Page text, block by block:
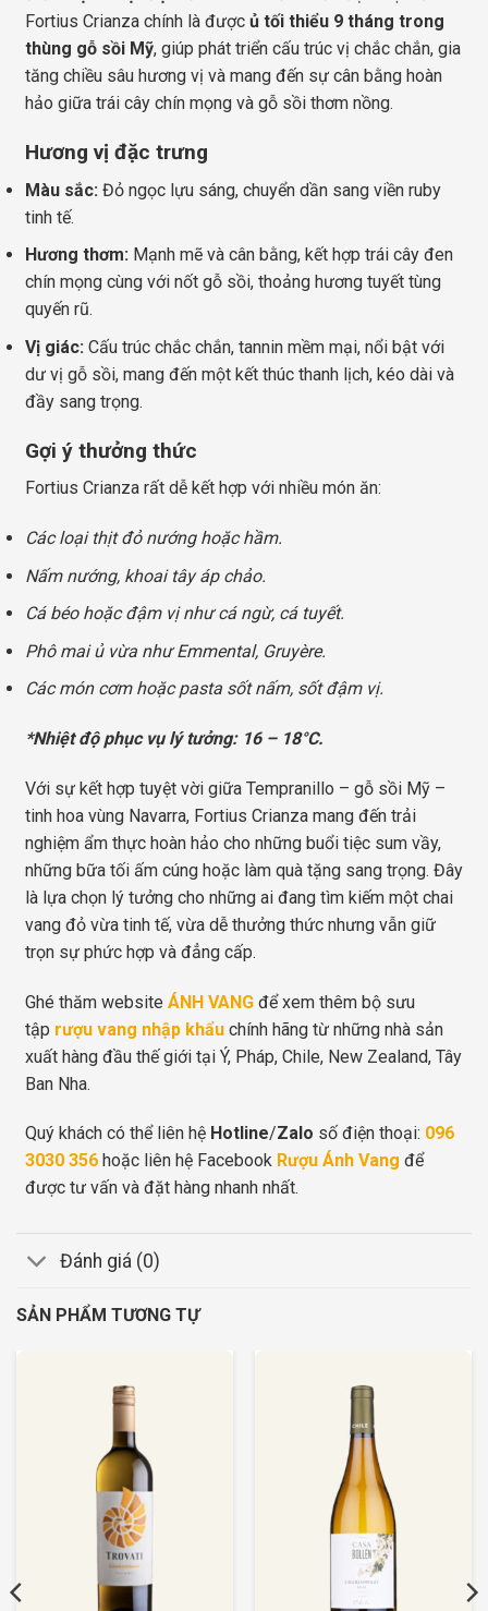
Fortius Crianza chính là được ủ tối thiểu 9 tháng trong
thùng gỗ sồi Mỹ, giúp phát triển cấu trúc vị chắc chắn, gia
tăng chiều sâu hương vị và mang đến sự cân bằng hoàn
hảo giữa trái cây chín mọng và gỗ sồi thơm nồng.
Hương vị đặc trưng
Màu sắc: Đỏ ngọc lựu sáng, chuyển dần sang viền ruby
tinh tế.
Hương thơm: Mạnh mẽ và cân bằng, kết hợp trái cây đen
chín mọng cùng với nốt gỗ sồi, thoảng hương tuyết tùng
quyến rũ.
Vị giác: Cấu trúc chắc chắn, tannin mềm mại, nổi bật với
dư vị gỗ sồi, mang đến một kết thúc thanh lịch, kéo dài và
đầy sang trọng.
Gợi ý thưởng thức
Fortius Crianza rất dễ kết hợp với nhiều món ăn:
Các loại thịt đỏ nướng hoặc hầm.
Nấm nướng, khoai tây áp chảo.
Cá béo hoặc đậm vị như cá ngừ, cá tuyết.
Phô mai ủ vừa như Emmental, Gruyère.
Các món cơm hoặc pasta sốt nấm, sốt đậm vị.
*Nhiệt độ phục vụ lý tưởng: 16 – 18°C.
Với sự kết hợp tuyệt vời giữa Tempranillo – gỗ sồi Mỹ –
tinh hoa vùng Navarra, Fortius Crianza mang đến trải
nghiệm ẩm thực hoàn hảo cho những buổi tiệc sum vầy,
những bữa tối ấm cúng hoặc làm quà tặng sang trọng. Đây
là lựa chọn lý tưởng cho những ai đang tìm kiếm một chai
vang đỏ vừa tinh tế, vừa dễ thưởng thức nhưng vẫn giữ
trọn sự phức hợp và đẳng cấp.
Ghé thăm website ÁNH VANG để xem thêm bộ sưu
tập rượu vang nhập khẩu chính hãng từ những nhà sản
xuất hàng đầu thế giới tại Ý, Pháp, Chile, New Zealand, Tây
Ban Nha.
Quý khách có thể liên hệ Hotline/Zalo số điện thoại: 096
3030 356 hoặc liên hệ Facebook Rượu Ánh Vang để
được tư vấn và đặt hàng nhanh nhất.
Đánh giá (0)
SẢN PHẨM TƯƠNG TỰ